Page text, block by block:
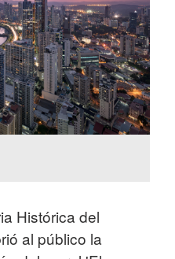
Histórica del
al público la